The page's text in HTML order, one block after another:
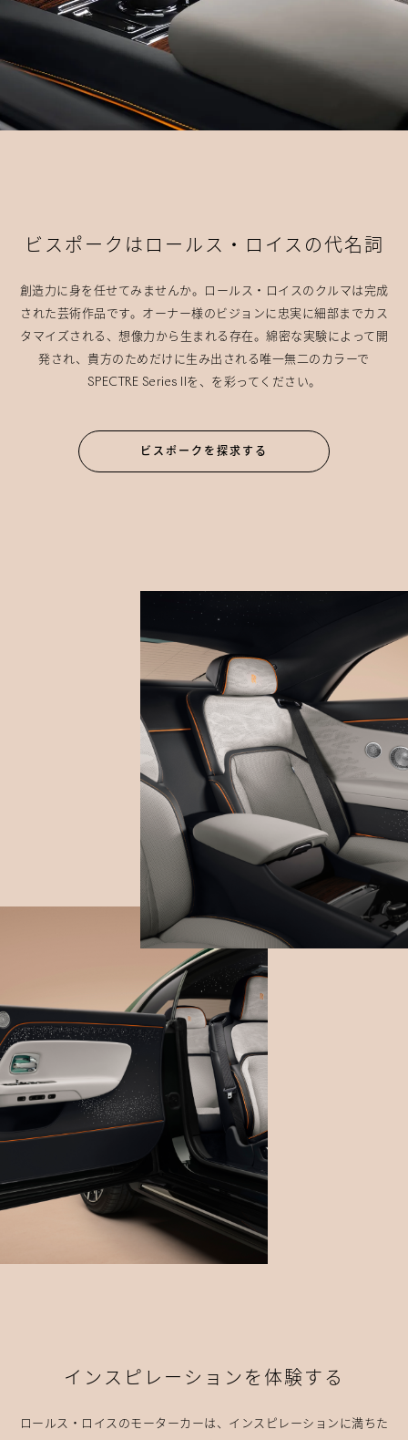
ビスポークはロールス・ロイスの代名詞
創造力に身を任せてみませんか。ロールス・ロイスのクルマは完成
された芸術作品です。オーナー様のビジョンに忠実に細部までカス
タマイズされる、想像力から生まれる存在。綿密な実験によって開
発され、貴方のためだけに生み出される唯一無二のカラーで
SPECTRE Series IIを、を彩ってください。
ビスポークを探求する
インスピレーションを体験する
ロールス・ロイスのモーターカーは、インスピレーションに満ちた